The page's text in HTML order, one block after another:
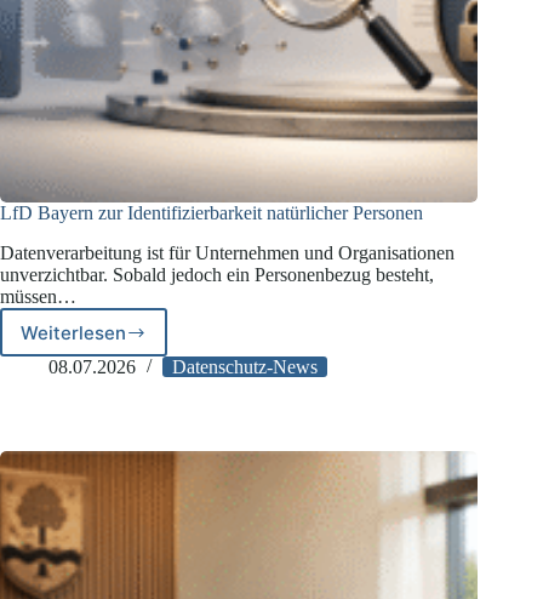
LfD Bayern zur Identifizierbarkeit natürlicher Personen
Datenverarbeitung ist für Unternehmen und Organisationen
unverzichtbar. Sobald jedoch ein Personenbezug besteht,
müssen…
Weiterlesen
LfD
Bayern
Personen
08.07.2026 Datenschutz-News